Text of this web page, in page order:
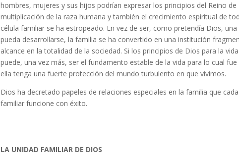
hombres, mujeres y sus hijos podrían expresar los principios del Reino
multiplicación de la raza humana y también el crecimiento espiritual de
célula familiar se ha estropeado. En vez de ser, como pretendía Dios,
pueda desarrollarse, la familia se ha convertido en una institución
alcance en la totalidad de la sociedad. Si los principios de Dios para la
puede, una vez más, ser el fundamento estable de la vida para lo cual
ella tenga una fuerte protección del mundo turbulento en que vivimos.
Dios ha decretado papeles de relaciones especiales en la familia que
familiar funcione con éxito.
LA UNIDAD FAMILIAR DE DIOS